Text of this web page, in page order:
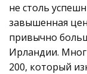
не столь
завышенная
привычно
Ирландии.
200, который